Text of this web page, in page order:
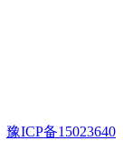
豫ICP备15023640